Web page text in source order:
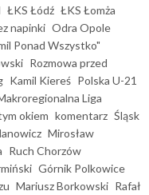
ŁKS Łódź ŁKS Łomża
napinki Odra Opole
Ponad Wszystko"
Rozmowa przed
Kamil Kiereś Polska U-21
Liga
okiem komentarz Śląsk
Mirosław
Ruch Chorzów
Górnik Polkowice
Mariusz Borkowski Rafał